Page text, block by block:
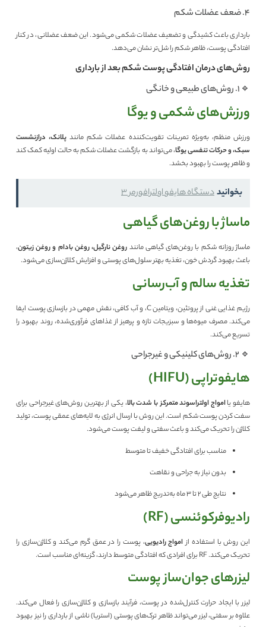
۴. ضعف عضلات شکم
بارداری باعث کشیدگی و تضعیف عضلات شکمی می‌شود. این ضعف عضلانی، در کنار
افتادگی پوست، ظاهر شکم را شل‌تر نشان می‌دهد.
روش‌های درمان افتادگی پوست شکم بعد از بارداری
🔹 ۱. روش‌های طبیعی و خانگی
ورزش‌های شکمی و یوگا
ورزش منظم، به‌ویژه تمرینات تقویت‌کننده عضلات شکم مانند پلانک، درازنشست
سبک، و حرکات تنفسی یوگا، می‌تواند به بازگشت عضلات شکم به حالت اولیه کمک کند
و ظاهر پوست را بهبود بخشد.
بخوانیددستگاه هایفو اولترافورمر ۳
ماساژ با روغن‌های گیاهی
ماساژ روزانه شکم با روغن‌های گیاهی مانند روغن نارگیل، روغن بادام و روغن زیتون،
باعث بهبود گردش خون، تغذیه بهتر سلول‌های پوستی و افزایش کلاژن‌سازی می‌شود.
تغذیه سالم و آب‌رسانی
رژیم غذایی غنی از پروتئین، ویتامین C، و آب کافی، نقش مهمی در بازسازی پوست ایفا
می‌کند. مصرف میوه‌ها و سبزیجات تازه و پرهیز از غذاهای فرآوری‌شده، روند بهبود را
تسریع می‌کند.
🔹 ۲. روش‌های کلینیکی و غیرجراحی
هایفوتراپی (HIFU)
هایفو یاامواج اولتراسوند متمرکز با شدت بالا، یکی از بهترین روش‌های غیرجراحی برای
سفت کردن پوست شکم است. این روش با ارسال انرژی به لایه‌های عمقی پوست، تولید
کلاژن را تحریک می‌کند و باعث سفتی و لیفت پوست می‌شود.
مناسب برای افتادگی خفیف تا متوسط
بدون نیاز به جراحی و نقاهت
نتایج طی ۲ تا ۳ ماه به‌تدریج ظاهر می‌شود
رادیوفرکوئنسی (RF)
این روش با استفاده ازامواج رادیویی، پوست را در عمق گرم می‌کند و کلاژن‌سازی را
تحریک می‌کند. RF برای افرادی که افتادگی متوسط دارند، گزینه‌ای مناسب است.
لیزرهای جوان‌ساز پوست
لیزر با ایجاد حرارت کنترل‌شده در پوست، فرآیند بازسازی و کلاژن‌سازی را فعال می‌کند.
علاوه بر سفتی، لیزر می‌تواند ظاهر ترک‌های پوستی (استریا) ناشی از بارداری را نیز بهبود